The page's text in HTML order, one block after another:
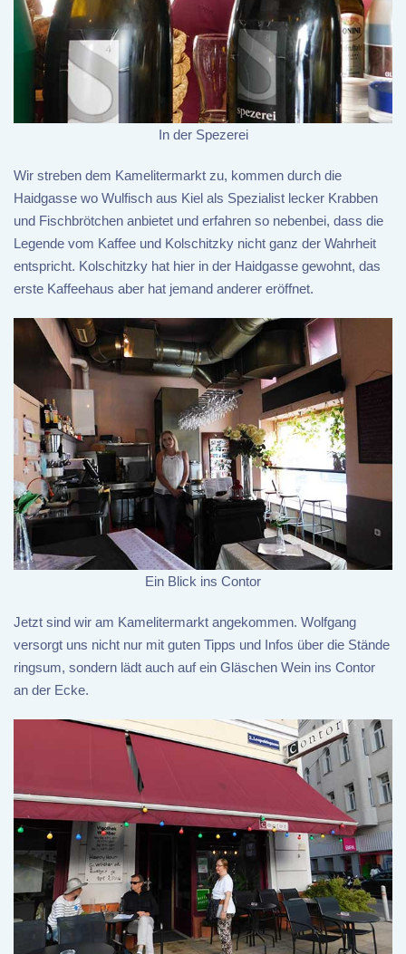
In der Spezerei
Wir streben dem Kamelitermarkt zu, kommen durch die
Haidgasse wo Wulfisch aus Kiel als Spezialist lecker Krabben
und Fischbrötchen anbietet und erfahren so nebenbei, dass die
Legende vom Kaffee und Kolschitzky nicht ganz der Wahrheit
entspricht. Kolschitzky hat hier in der Haidgasse gewohnt, das
erste Kaffeehaus aber hat jemand anderer eröffnet.
Ein Blick ins Contor
Jetzt sind wir am Kamelitermarkt angekommen. Wolfgang
versorgt uns nicht nur mit guten Tipps und Infos über die Stände
ringsum, sondern lädt auch auf ein Gläschen Wein ins Contor
an der Ecke.